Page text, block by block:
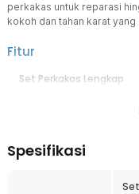
perkakas untuk reparasi
kokoh dan tahan karat
Fitur
Set Perkakas Lengkap
pekerjaan pertukangan
Material besi CR-V
Kotak Penyimpanan
Spesifikasi